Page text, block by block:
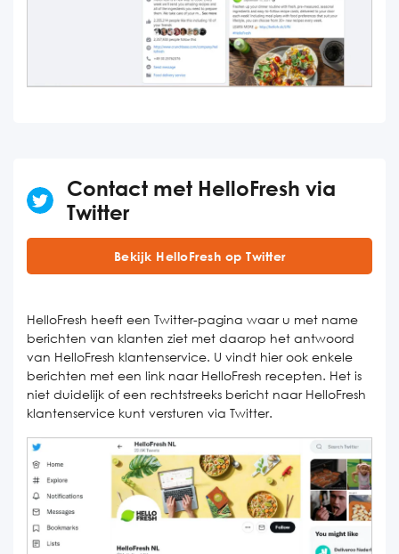
Contact met HelloFresh via
Twitter
Bekijk HelloFresh op Twitter
HelloFresh heeft een Twitter-pagina waar u met name
berichten van klanten ziet met daarop het antwoord
van HelloFresh klantenservice. U vindt hier ook enkele
berichten met een link naar HelloFresh recepten. Het is
niet duidelijk of een rechtstreeks bericht naar HelloFresh
klantenservice kunt versturen via Twitter.